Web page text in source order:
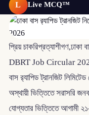
L Live MCQ™
প্রিয় চাকরিপ্রত্যাশীগণ,ঢাকা
DBRT Job Circular 2026
বাস র‌্যাপিড ট্রানজিট
অস্থায়ী ভিত্তিতে সরাসরি
যোগ্যতার ভিত্তিতে আগামী